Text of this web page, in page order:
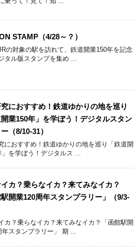
STAMP（4/28～？）
の対象の駅を訪れて、鉄道開業150年を記念
タル版スタンプを集め ...
におすすめ！鉄道ゆかりの地を巡り
開業150年」を学ぼう！デジタルスタン
（8/10-31）
におすすめ！鉄道ゆかりの地を巡り「鉄道開
」を学ぼう！デジタルス ...
カ？乗らなイカ？来てみなイカ？
駅開業120周年スタンプラリー」（9/3-
カ？乗らなイカ？来てみなイカ？「函館駅開
年スタンプラリー」 期 ...